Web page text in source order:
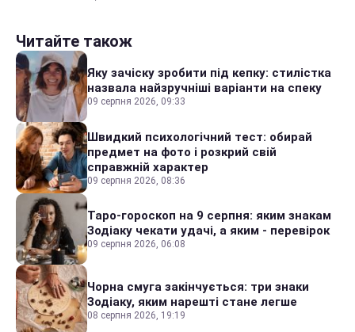
Читайте також
Яку зачіску зробити під кепку: стилістка
назвала найзручніші варіанти на спеку
09 серпня 2026, 09:33
Швидкий психологічний тест: обирай
предмет на фото і розкрий свій
справжній характер
09 серпня 2026, 08:36
Таро-гороскоп на 9 серпня: яким знакам
Зодіаку чекати удачі, а яким - перевірок
09 серпня 2026, 06:08
Чорна смуга закінчується: три знаки
Зодіаку, яким нарешті стане легше
08 серпня 2026, 19:19